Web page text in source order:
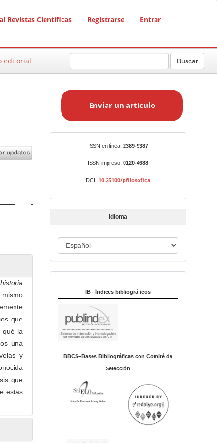
Revistas Científicas Registrarse Entrar
editorial Buscar
mismo
que
qué la
una
y
que
estas
a
t
í
o
Enviar un artículo
ISSN en línea: 2389-9387
ISSN impreso: 0120-4688
DOI: 10.25100/pfilosofica
Idioma
d
m
IB - Índices bibliográficos
BBCS–Bases Bibliográficas con Comité de
Selección